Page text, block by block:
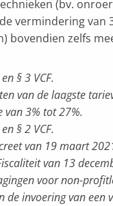
(bv.
vermindering van
bovendien zelfs
§ 3 VCF.
van de laagste
van 3% tot 27%.
§ 2 VCF.
van 19 maart
van 13
voor non-
de invoering van een